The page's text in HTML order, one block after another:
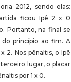
2012, sendo elas:
ficou Ipê 2 x 0
Portanto, na final se
do princípio ao fim. A
2. Nos pênaltis, o Ipê
terceiro lugar, o placar
por 1 x 0.